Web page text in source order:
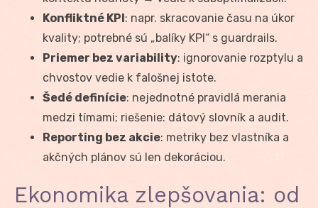
Konfliktné KPI: napr. skracovanie času na úkor
kvality; potrebné sú „balíky KPI“ s guardrails.
Priemer bez variability: ignorovanie rozptylu a
chvostov vedie k falošnej istote.
Šedé definície: nejednotné pravidlá merania
medzi tímami; riešenie: dátový slovník a audit.
Reporting bez akcie: metriky bez vlastníka a
akčných plánov sú len dekoráciou.
Ekonomika zlepšovania: od